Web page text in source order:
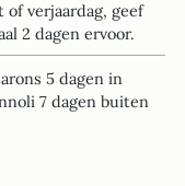
verjaardag, geef
2 dagen ervoor.
5 dagen in
7 dagen buiten